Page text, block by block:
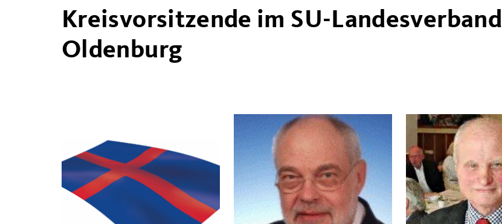
Kreisvorsitzende im SU-Landesverband
Oldenburg